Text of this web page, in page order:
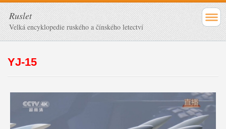
Ruslet
Velká encyklopedie ruského a čínského letectví
YJ-15